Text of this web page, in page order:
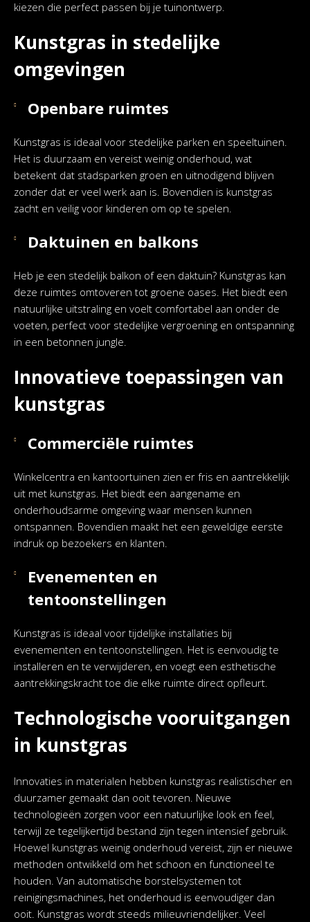
kiezen die perfect passen bij je tuinontwerp.
Kunstgras in stedelijke
omgevingen
Openbare ruimtes
Kunstgras is ideaal voor stedelijke parken en speeltuinen.
Het is duurzaam en vereist weinig onderhoud, wat
betekent dat stadsparken groen en uitnodigend blijven
zonder dat er veel werk aan is. Bovendien is kunstgras
zacht en veilig voor kinderen om op te spelen.
Daktuinen en balkons
Heb je een stedelijk balkon of een daktuin? Kunstgras kan
deze ruimtes omtoveren tot groene oases. Het biedt een
natuurlijke uitstraling en voelt comfortabel aan onder de
voeten, perfect voor stedelijke vergroening en ontspanning
in een betonnen jungle.
Innovatieve toepassingen van
kunstgras
Commerciële ruimtes
Winkelcentra en kantoortuinen zien er fris en aantrekkelijk
uit met kunstgras. Het biedt een aangename en
onderhoudsarme omgeving waar mensen kunnen
ontspannen. Bovendien maakt het een geweldige eerste
indruk op bezoekers en klanten.
Evenementen en
tentoonstellingen
Kunstgras is ideaal voor tijdelijke installaties bij
evenementen en tentoonstellingen. Het is eenvoudig te
installeren en te verwijderen, en voegt een esthetische
aantrekkingskracht toe die elke ruimte direct opfleurt.
Technologische vooruitgangen
in kunstgras
Innovaties in materialen hebben kunstgras realistischer en
duurzamer gemaakt dan ooit tevoren. Nieuwe
technologieën zorgen voor een natuurlijke look en feel,
terwijl ze tegelijkertijd bestand zijn tegen intensief gebruik.
Hoewel kunstgras weinig onderhoud vereist, zijn er nieuwe
methoden ontwikkeld om het schoon en functioneel te
houden. Van automatische borstelsystemen tot
reinigingsmachines, het onderhoud is eenvoudiger dan
ooit. Kunstgras wordt steeds milieuvriendelijker. Veel